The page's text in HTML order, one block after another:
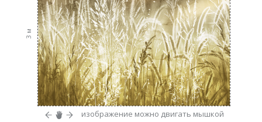
3
м
изображение можно двигать мышкой